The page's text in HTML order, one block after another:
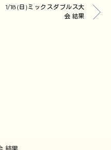
1/18(日)ミックスダブルス大
会 結果
結果